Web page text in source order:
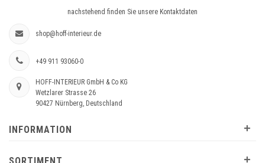
nachstehend finden Sie unsere Kontaktdaten
shop@hoff-interieur.de
+49 911 93060-0
HOFF-INTERIEUR GmbH & Co KG
Wetzlarer Strasse 26
90427 Nürnberg, Deutschland
INFORMATION +
+